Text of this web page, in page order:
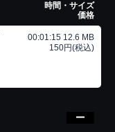
時間・サイズ
価格
00:01:15 12.6 MB
150円(税込)